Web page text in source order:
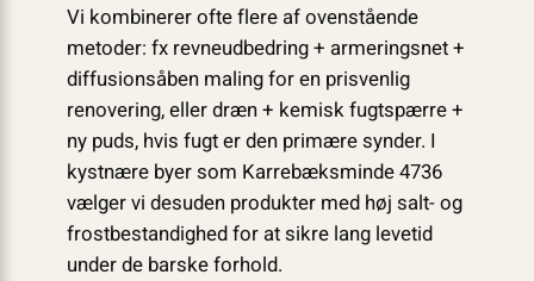
Vi kombinerer ofte flere af ovenstående
metoder: fx revneudbedring + armeringsnet +
diffusionsåben maling for en prisvenlig
renovering, eller dræn + kemisk fugtspærre +
ny puds, hvis fugt er den primære synder. I
kystnære byer som Karrebæksminde 4736
vælger vi desuden produkter med høj salt- og
frostbestandighed for at sikre lang levetid
under de barske forhold.